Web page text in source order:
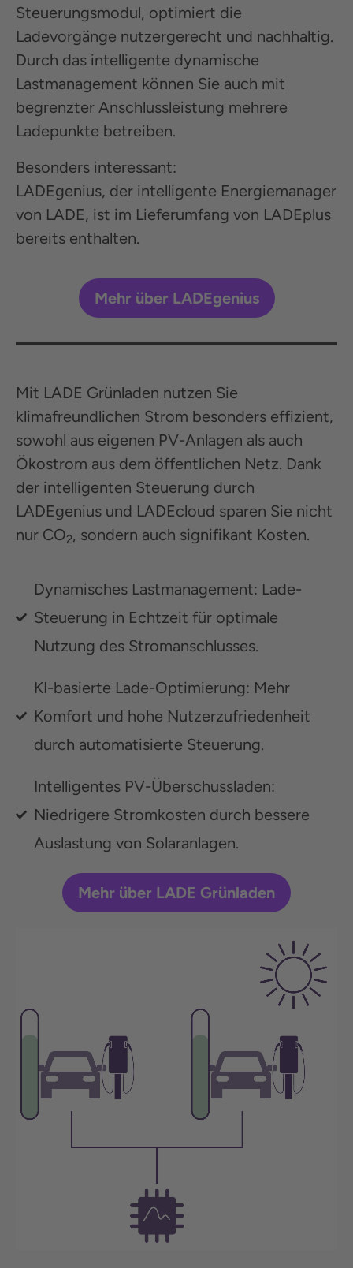
Steuerungsmodul, optimiert die
Ladevorgänge nutzergerecht und nachhaltig.
Durch das intelligente dynamische
Lastmanagement können Sie auch mit
begrenzter Anschlussleistung mehrere
Ladepunkte betreiben.
Besonders interessant:
LADEgenius, der intelligente Energiemanager
von LADE, ist im Lieferumfang von LADEplus
bereits enthalten.
Mehr über LADEgenius
Mit LADE Grünladen nutzen Sie
klimafreundlichen Strom besonders effizient,
sowohl aus eigenen PV-Anlagen als auch
Ökostrom aus dem öffentlichen Netz. Dank
der intelligenten Steuerung durch
LADEgenius und LADEcloud sparen Sie nicht
nur CO2, sondern auch signifikant Kosten.
Dynamisches Lastmanagement: Lade-
Steuerung in Echtzeit für optimale
Nutzung des Stromanschlusses.
KI-basierte Lade-Optimierung: Mehr
Komfort und hohe Nutzerzufriedenheit
durch automatisierte Steuerung.
Intelligentes PV-Überschussladen:
Niedrigere Stromkosten durch bessere
Auslastung von Solaranlagen.
Mehr über LADE Grünladen